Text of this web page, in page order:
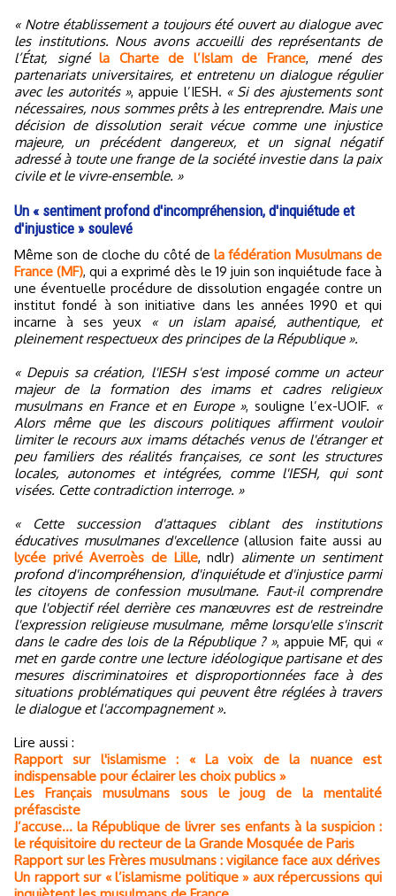
« Notre établissement a toujours été ouvert au dialogue avec
les institutions. Nous avons accueilli des représentants de
l’État, signé la Charte de l’Islam de France, mené des
partenariats universitaires, et entretenu un dialogue régulier
avec les autorités », appuie l’IESH. « Si des ajustements sont
nécessaires, nous sommes prêts à les entreprendre. Mais une
décision de dissolution serait vécue comme une injustice
majeure, un précédent dangereux, et un signal négatif
adressé à toute une frange de la société investie dans la paix
civile et le vivre-ensemble. »
Un « sentiment profond d'incompréhension, d'inquiétude et
d'injustice » soulevé
Même son de cloche du côté dela fédération Musulmans de
France (MF), qui a exprimé dès le 19 juin son inquiétude face à
une éventuelle procédure de dissolution engagée contre un
institut fondé à son initiative dans les années 1990 et qui
incarne à ses yeux « un islam apaisé, authentique, et
pleinement respectueux des principes de la République ».
« Depuis sa création, l'IESH s'est imposé comme un acteur
majeur de la formation des imams et cadres religieux
musulmans en France et en Europe », souligne l’ex-UOIF. «
Alors même que les discours politiques affirment vouloir
limiter le recours aux imams détachés venus de l'étranger et
peu familiers des réalités françaises, ce sont les structures
locales, autonomes et intégrées, comme l'IESH, qui sont
visées. Cette contradiction interroge. »
« Cette succession d'attaques ciblant des institutions
éducatives musulmanes d'excellence(allusion faite aussi au
lycée privé Averroès de Lille, ndlr) alimente un sentiment
profond d'incompréhension, d'inquiétude et d'injustice parmi
les citoyens de confession musulmane. Faut-il comprendre
que l'objectif réel derrière ces manœuvres est de restreindre
l'expression religieuse musulmane, même lorsqu'elle s'inscrit
dans le cadre des lois de la République ? », appuie MF, qui «
met en garde contre une lecture idéologique partisane et des
mesures discriminatoires et disproportionnées face à des
situations problématiques qui peuvent être réglées à travers
le dialogue et l'accompagnement ».
Lire aussi :
Rapport sur l'islamisme : « La voix de la nuance est
indispensable pour éclairer les choix publics »
Les Français musulmans sous le joug de la mentalité
préfasciste
J’accuse… la République de livrer ses enfants à la suspicion :
le réquisitoire du recteur de la Grande Mosquée de Paris
Rapport sur les Frères musulmans : vigilance face aux dérives
Un rapport sur « l’islamisme politique » aux répercussions qui